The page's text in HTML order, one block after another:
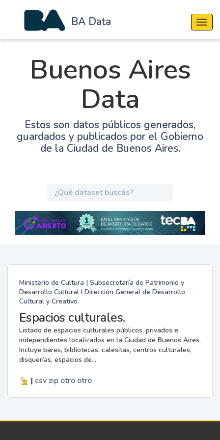
BA Data
Buenos Aires
Data
Estos son datos públicos generados,
guardados y publicados por el Gobierno
de la Ciudad de Buenos Aires.
Ministerio de Cultura | Subsecretaría de Patrimonio y
Desarrollo Cultural I Dirección General de Desarrollo
Cultural y Creativo.
Espacios culturales.
Listado de espacios culturales públicos, privados e
independientes localizados en la Ciudad de Buenos Aires.
Incluye bares, bibliotecas, calesitas, centros culturales,
disquerías, espacios de...
| csv zip otro otro